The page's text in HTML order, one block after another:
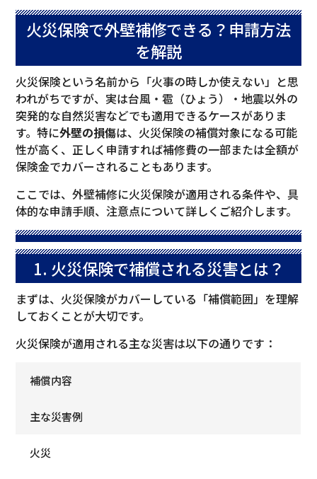
火災保険で外壁補修できる？申請方法
を解説
火災保険という名前から「火事の時しか使えない」と思
われがちですが、実は台風・雹（ひょう）・地震以外の
突発的な自然災害などでも適用できるケースがありま
す。特に外壁の損傷は、火災保険の補償対象になる可能
性が高く、正しく申請すれば補修費の一部または全額が
保険金でカバーされることもあります。
ここでは、外壁補修に火災保険が適用される条件や、具
体的な申請手順、注意点について詳しくご紹介します。
1. 火災保険で補償される災害とは？
まずは、火災保険がカバーしている「補償範囲」を理解
しておくことが大切です。
火災保険が適用される主な災害は以下の通りです：
補償内容
主な災害例
火災